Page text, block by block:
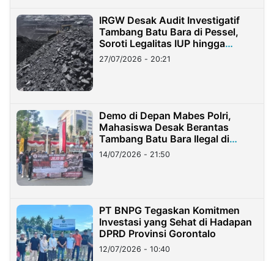
IRGW Desak Audit Investigatif
Tambang Batu Bara di Pessel,
Soroti Legalitas IUP hingga
Stockpile
27/07/2026 - 20:21
Demo di Depan Mabes Polri,
Mahasiswa Desak Berantas
Tambang Batu Bara Ilegal di
Lampung
14/07/2026 - 21:50
PT BNPG Tegaskan Komitmen
Investasi yang Sehat di Hadapan
DPRD Provinsi Gorontalo
12/07/2026 - 10:40